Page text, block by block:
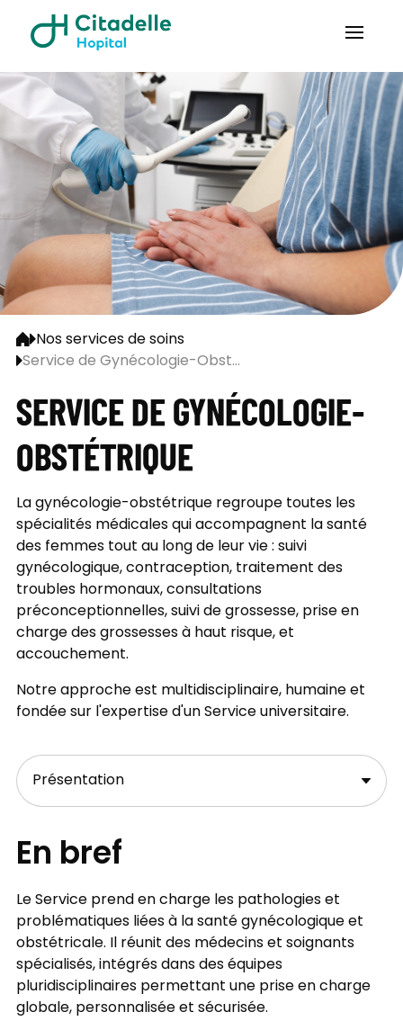
Nos services de soins
Service de Gynécologie-Obst...
SERVICE DE GYNÉCOLOGIE-
OBSTÉTRIQUE
La gynécologie-obstétrique regroupe toutes les
spécialités médicales qui accompagnent la santé
des femmes tout au long de leur vie : suivi
gynécologique, contraception, traitement des
troubles hormonaux, consultations
préconceptionnelles, suivi de grossesse, prise en
charge des grossesses à haut risque, et
accouchement.
Notre approche est multidisciplinaire, humaine et
fondée sur l'expertise d'un Service universitaire.
En bref
Le Service prend en charge les pathologies et
problématiques liées à la santé gynécologique et
obstétricale. Il réunit des médecins et soignants
spécialisés, intégrés dans des équipes
pluridisciplinaires permettant une prise en charge
globale, personnalisée et sécurisée.